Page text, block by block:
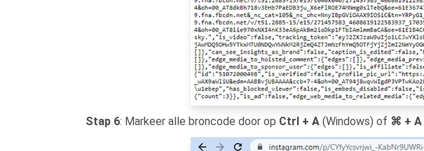
Stap 6: Markeer alle broncode door op Ctrl + A (Windows) of ⌘ + A